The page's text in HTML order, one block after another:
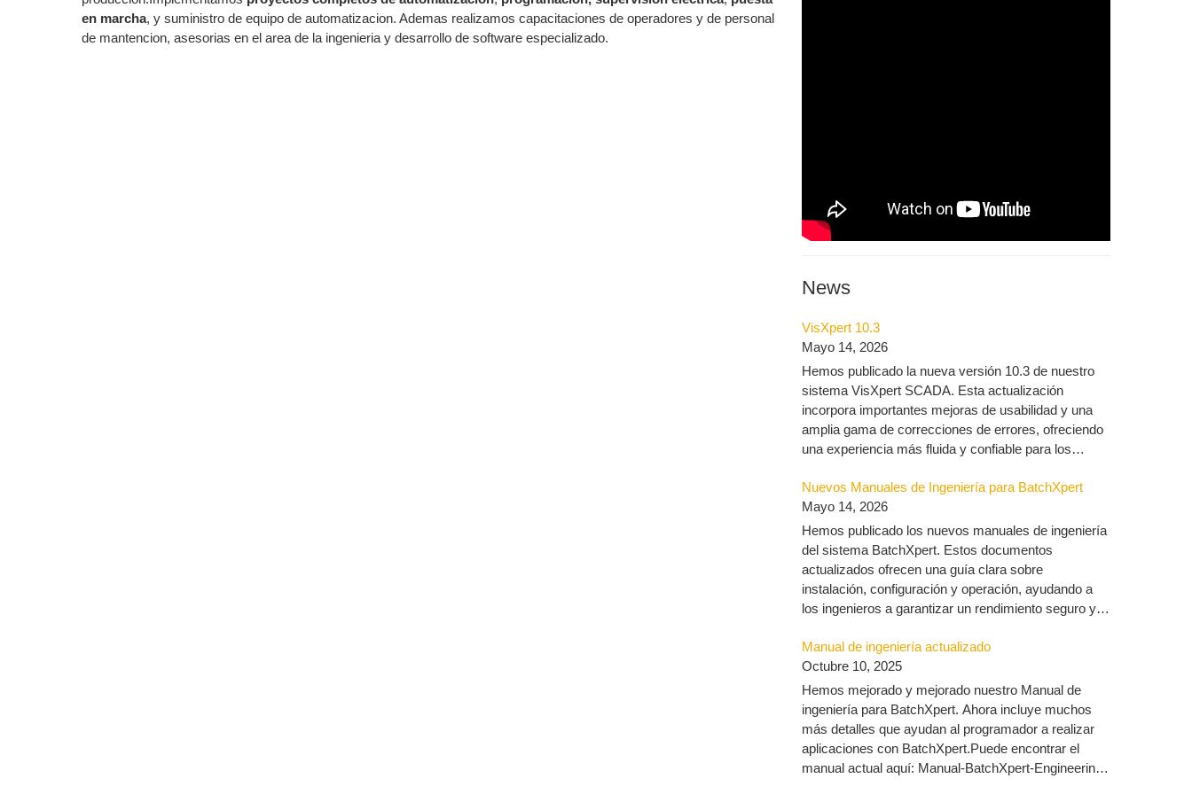
en marcha, y suministro de equipo de automatizacion. Ademas realizamos capacitaciones de operadores y de personal
de mantencion, asesorias en el area de la ingenieria y desarrollo de software especializado.
News
VisXpert 10.3
Mayo 14, 2026
Hemos publicado la nueva versión 10.3 de nuestro
sistema VisXpert SCADA. Esta actualización
incorpora importantes mejoras de usabilidad y una
amplia gama de correcciones de errores, ofreciendo
una experiencia más fluida y confiable para los
encuentra aqui: VisXpert 10.3 – MLogics
Documentation
Nuevos Manuales de Ingeniería para BatchXpert
Mayo 14, 2026
Hemos publicado los nuevos manuales de ingeniería
del sistema BatchXpert. Estos documentos
actualizados ofrecen una guía clara sobre
instalación, configuración y operación, ayudando a
los ingenieros a garantizar un rendimiento seguro y
Ingeniería – MLogics Documentation
Manual de ingeniería actualizado
Octubre 10, 2025
Hemos mejorado y mejorado nuestro Manual de
ingeniería para BatchXpert. Ahora incluye muchos
más detalles que ayudan al programador a realizar
aplicaciones con BatchXpert.Puede encontrar el
manual actual aquí: Manual-BatchXpert-Engineering-